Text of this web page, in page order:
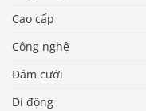
Cao cấp
Công nghệ
Đám cưới
Di động